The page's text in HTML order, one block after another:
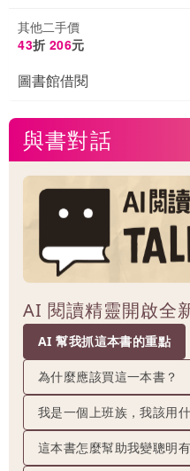
其他二手價
43折 206元
圖書館借閱
與書對話
AI 閱讀精靈開啟全
AI 幫我抓這本書的重點
為什麼應該買這一本書？
我是一個上班族，我該用
這本書怎麼幫助我變聰明